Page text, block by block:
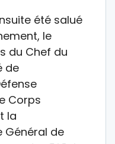
été salué
le
du Chef du
de
Corps
la
Général de